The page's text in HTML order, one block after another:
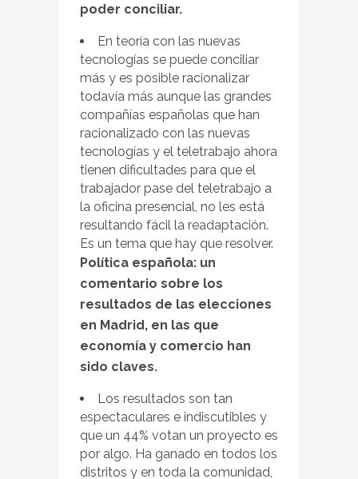
poder conciliar.
En teoría con las nuevas
tecnologías se puede conciliar
más y es posible racionalizar
todavía más aunque las grandes
compañías españolas que han
racionalizado con las nuevas
tecnologías y el teletrabajo ahora
tienen dificultades para que el
trabajador pase del teletrabajo a
la oficina presencial, no les está
resultando fácil la readaptación.
Es un tema que hay que resolver.
Política española: un
comentario sobre los
resultados de las elecciones
en Madrid, en las que
economía y comercio han
sido claves.
Los resultados son tan
espectaculares e indiscutibles y
que un 44% votan un proyecto es
por algo. Ha ganado en todos los
distritos y en toda la comunidad,